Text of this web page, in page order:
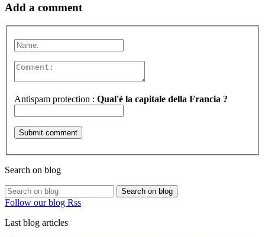
Add a comment
Antispam protection : Qual'è la capitale della Francia ?
Search on blog
Search on blog
Follow our blog Rss
Last blog articles